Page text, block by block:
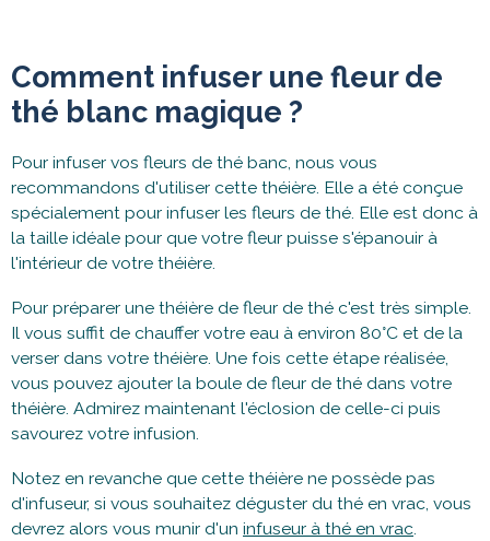
Comment infuser une fleur de
thé blanc magique ?
Pour infuser vos fleurs de thé banc, nous vous
recommandons d'utiliser cette théière. Elle a été conçue
spécialement pour infuser les fleurs de thé. Elle est donc à
la taille idéale pour que votre fleur puisse s'épanouir à
l'intérieur de votre théière.
Pour préparer une théière de fleur de thé c'est très simple.
Il vous suffit de chauffer votre eau à environ 80°C et de la
verser dans votre théière. Une fois cette étape réalisée,
vous pouvez ajouter la boule de fleur de thé dans votre
théière. Admirez maintenant l'éclosion de celle-ci puis
savourez votre infusion.
Notez en revanche que cette théière ne possède pas
d'infuseur, si vous souhaitez déguster du thé en vrac, vous
devrez alors vous munir d'un infuseur à thé en vrac.